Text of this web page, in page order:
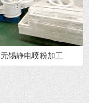
无锡静电喷粉加工